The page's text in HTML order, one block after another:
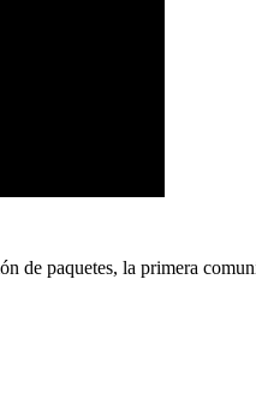
de paquetes, la primera